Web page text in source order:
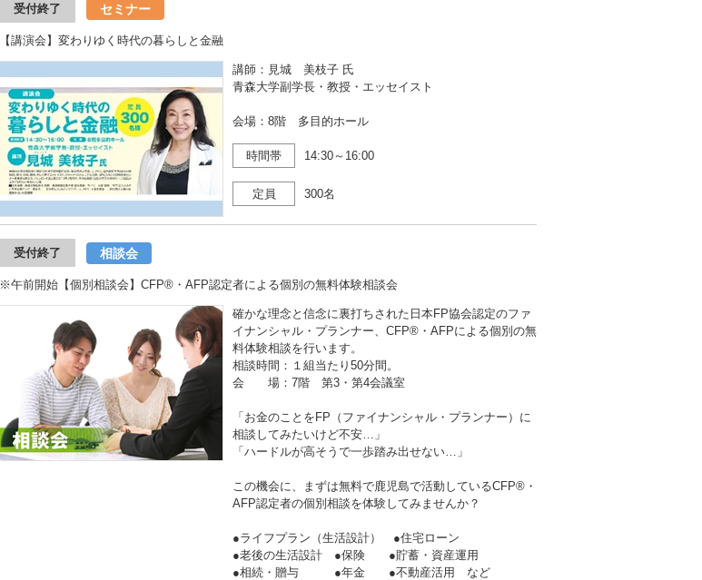
受付終了 セミナー
【講演会】変わりゆく時代の暮らしと金融
講師：見城 美枝子 氏
青森大学副学長・教授・エッセイスト
会場：8階 多目的ホール
時間帯 14:30～16:00
定員 300名
受付終了 相談会
※午前開始【個別相談会】CFP®・AFP認定者による個別の無料体験相談会
確かな理念と信念に裏打ちされた日本FP協会認定のファ
イナンシャル・プランナー、CFP®・AFPによる個別の無
料体験相談を行います。
相談時間：１組当たり50分間。
会 場：7階 第3・第4会議室
「お金のことをFP（ファイナンシャル・プランナー）に
相談してみたいけど不安…」
「ハードルが高そうで一歩踏み出せない…」
この機会に、まずは無料で鹿児島で活動しているCFP®・
AFP認定者の個別相談を体験してみませんか？
●ライフプラン（生活設計） ●住宅ローン
●老後の生活設計 ●保険 ●貯蓄・資産運用
●相続・贈与 ●年金 ●不動産活用 など